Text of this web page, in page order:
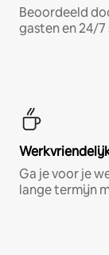
Beoordeeld
gasten en 24/
Ga je voor je
lange termijn